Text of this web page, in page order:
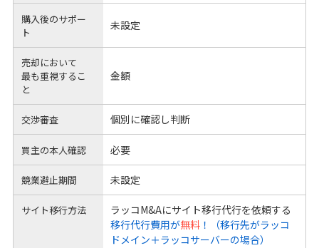
購入後のサポー
ト
未設定
売却において
最も重視するこ
と
金額
交渉審査 個別に確認し判断
買主の本人確認 必要
競業避止期間 未設定
サイト移行方法
ラッコM&Aにサイト移行代行を依頼する
移行代行費用が無料！（移行先がラッコ
ドメイン＋ラッコサーバーの場合）